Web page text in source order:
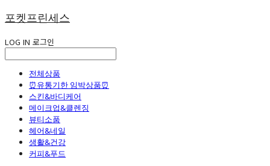
포켓프린세스
LOG IN 로그인
전체상품
⏰유통기한 임박상품⏰
스킨&바디케어
메이크업&클렌징
뷰티소품
헤어&네일
생활&건강
커피&푸드